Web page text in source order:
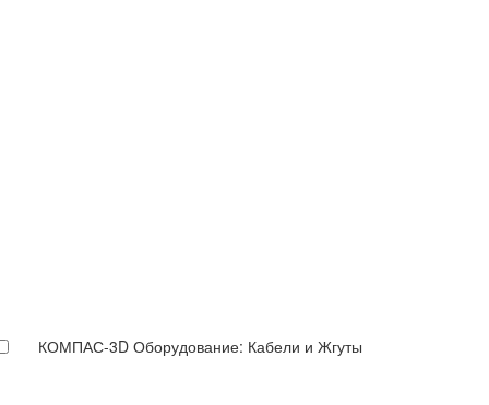
КОМПАС-3D Оборудование: Кабели и Жгуты